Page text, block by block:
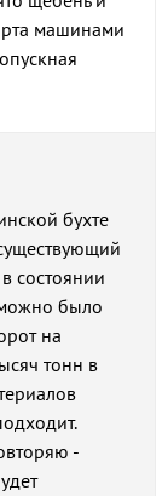
машинами
бухте
состоянии
было
на
тонн в
-